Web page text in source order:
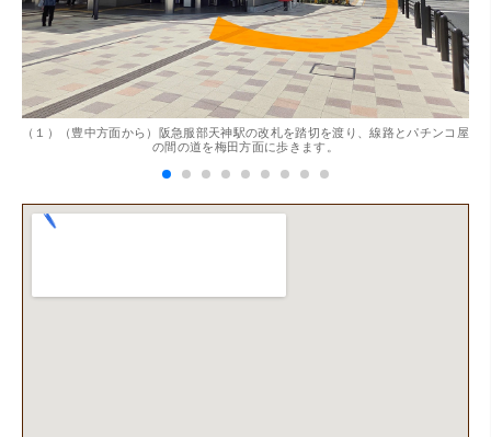
（１）（豊中方面から）阪急服部天神駅の改札を踏切を渡り、線路とパチンコ屋
の間の道を梅田方面に歩きます。